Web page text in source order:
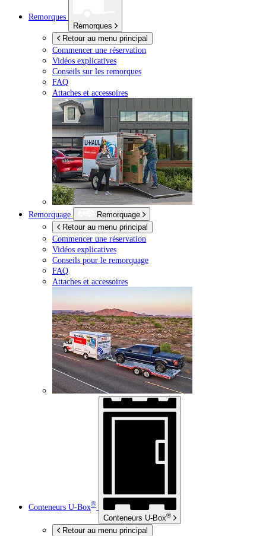
Remorques
Remorques
Retour au menu principal
Commencer une réservation
Vidéos explicatives
Conseils sur les remorques
FAQ
Attaches et accessoires
Remorquage
Remorquage
Retour au menu principal
Commencer une réservation
Vidéos explicatives
Conseils pour le remorquage
FAQ
Attaches et accessoires
Conteneurs U-Box®
Conteneurs U-Box®
Retour au menu principal